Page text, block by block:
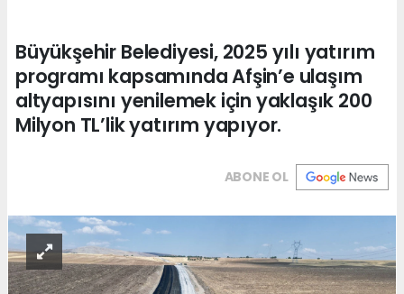
Büyükşehir Belediyesi, 2025 yılı yatırım
programı kapsamında Afşin’e ulaşım
altyapısını yenilemek için yaklaşık 200
Milyon TL’lik yatırım yapıyor.
ABONE OL